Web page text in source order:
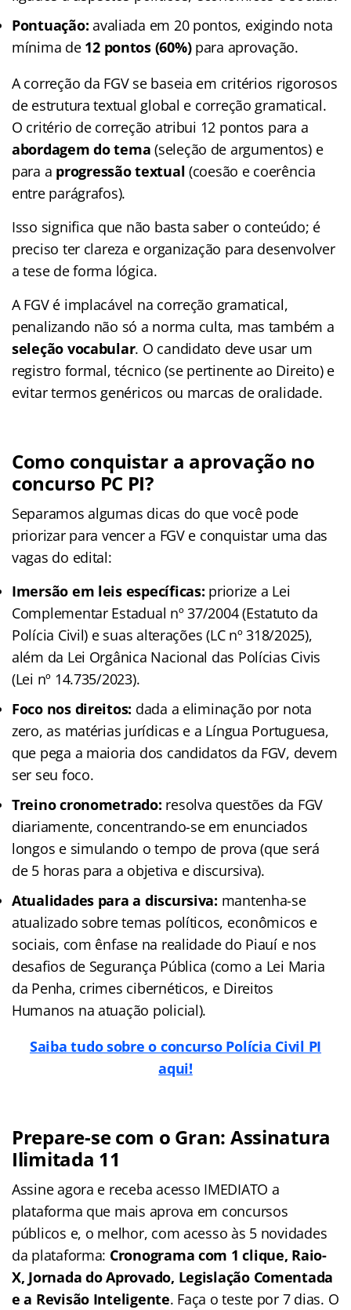
Pontuação: avaliada em 20 pontos, exigindo nota
mínima de 12 pontos (60%)para aprovação.
A correção da FGV se baseia em critérios rigorosos
de estrutura textual global e correção gramatical.
O critério de correção atribui 12 pontos para a
abordagem do tema (seleção de argumentos) e
para a progressão textual (coesão e coerência
entre parágrafos).
Isso significa que não basta saber o conteúdo; é
preciso ter clareza e organização para desenvolver
a tese de forma lógica.
A FGV é implacável na correção gramatical,
penalizando não só a norma culta, mas também a
seleção vocabular. O candidato deve usar um
registro formal, técnico (se pertinente ao Direito) e
evitar termos genéricos ou marcas de oralidade.
Como conquistar a aprovação no
concurso PC PI?
Separamos algumas dicas do que você pode
priorizar para vencer a FGV e conquistar uma das
vagas do edital:
Imersão em leis específicas: priorize a Lei
Complementar Estadual nº 37/2004 (Estatuto da
Polícia Civil) e suas alterações (LC nº 318/2025),
além da Lei Orgânica Nacional das Polícias Civis
(Lei nº 14.735/2023).
Foco nos direitos: dada a eliminação por nota
zero, as matérias jurídicas e a Língua Portuguesa,
que pega a maioria dos candidatos da FGV, devem
ser seu foco.
Treino cronometrado: resolva questões da FGV
diariamente, concentrando-se em enunciados
longos e simulando o tempo de prova (que será
de 5 horas para a objetiva e discursiva).
Atualidades para a discursiva: mantenha-se
atualizado sobre temas políticos, econômicos e
sociais, com ênfase na realidade do Piauí e nos
desafios de Segurança Pública (como a Lei Maria
da Penha, crimes cibernéticos, e Direitos
Humanos na atuação policial).
Saiba tudo sobre o concurso Polícia Civil PI
aqui!
Prepare-se com o Gran: Assinatura
Ilimitada 11
Assine agora e receba acesso IMEDIATO a
plataforma que mais aprova em concursos
públicos e, o melhor, com acesso às 5 novidades
da plataforma: Cronograma com 1 clique, Raio-
X, Jornada do Aprovado, Legislação Comentada
e a Revisão Inteligente. Faça o teste por 7 dias. O